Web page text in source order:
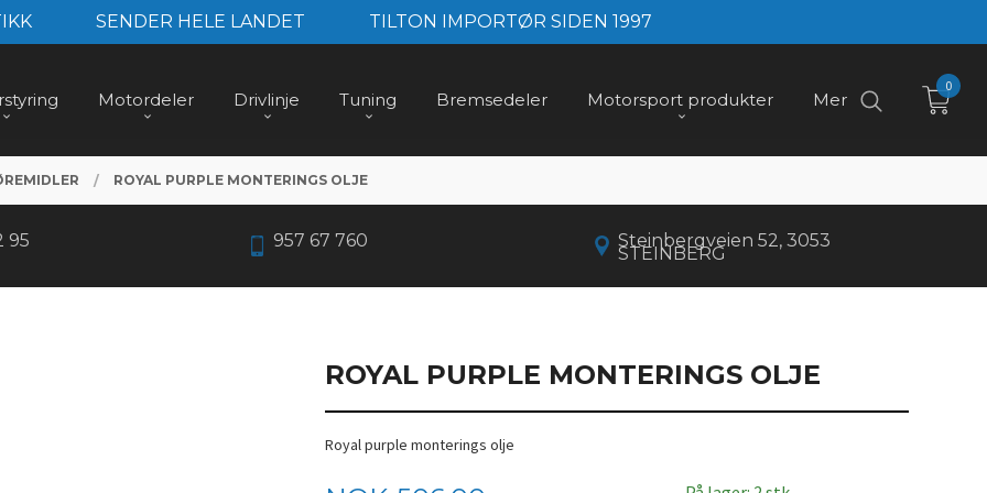
SENDER HELE LANDET TILTON IMPORTØR SIDEN 1997
Motordeler Drivlinje Tuning Bremsedeler Motorsport produkter Mer
0
ROYAL PURPLE MONTERINGS OLJE
95 957 67 760 Steinbergveien 52, 3053
STEINBERG
ROYAL PURPLE MONTERINGS OLJE
Royal purple monterings olje